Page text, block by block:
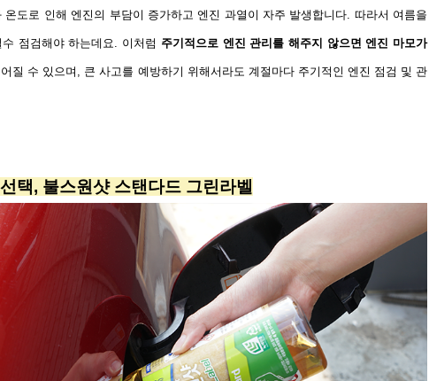
온도로 인해 엔진의 부담이 증가하고 엔진 과열이 자주 발생합니다 따라서 여름을
점검해야 하는데요 이처럼 주기적으로 엔진 관리를 해주지 않으면 엔진 마모가
질 수 있으며, 큰 사고를 예방하기 위해서라도 계절마다 주기적인 엔진 점검 및 관
택, 불스원샷 스탠다드 그린라벨